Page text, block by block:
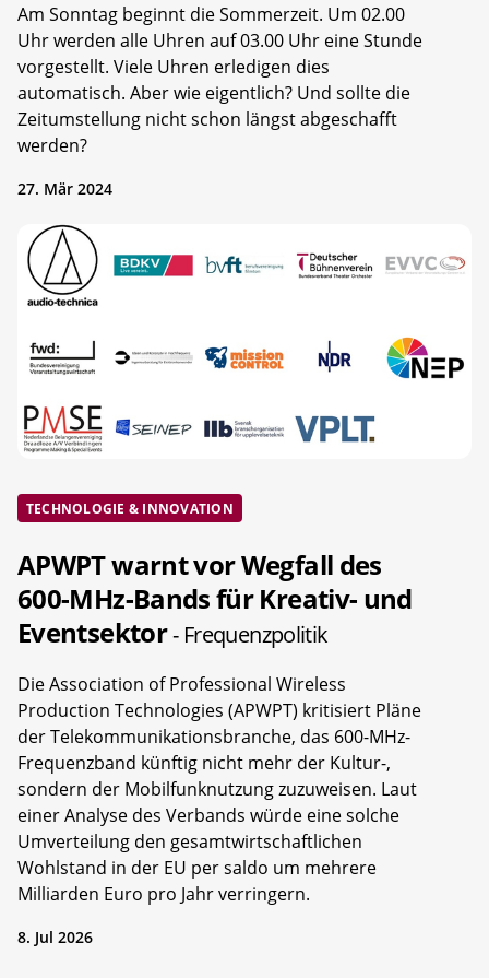
Am Sonntag beginnt die Sommerzeit. Um 02.00
Uhr werden alle Uhren auf 03.00 Uhr eine Stunde
vorgestellt. Viele Uhren erledigen dies
automatisch. Aber wie eigentlich? Und sollte die
Zeitumstellung nicht schon längst abgeschafft
werden?
27. Mär 2024
TECHNOLOGIE & INNOVATION
APWPT warnt vor Wegfall des
600-MHz-Bands für Kreativ- und
Eventsektor- Frequenzpolitik
Die Association of Professional Wireless
Production Technologies (APWPT) kritisiert Pläne
der Telekommunikationsbranche, das 600-MHz-
Frequenzband künftig nicht mehr der Kultur-,
sondern der Mobilfunknutzung zuzuweisen. Laut
einer Analyse des Verbands würde eine solche
Umverteilung den gesamtwirtschaftlichen
Wohlstand in der EU per saldo um mehrere
Milliarden Euro pro Jahr verringern.
8. Jul 2026